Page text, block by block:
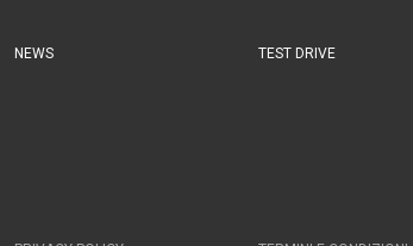
NEWS TEST DRIVE